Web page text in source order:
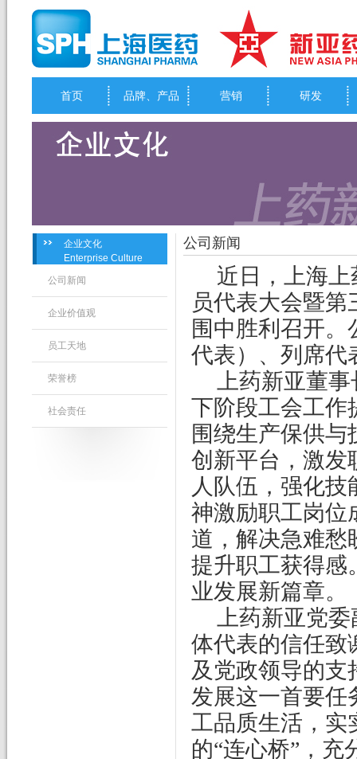
首页 品牌、产品 营销 研发
企业文化
Enterprise Culture
公司新闻
企业价值观
员工天地
荣誉榜
社会责任
公司新闻
近日，上海
员代表大会暨
围中胜利召开
代表）、列席代
上药新亚董
下阶段工会工作
围绕生产保供
创新平台，激发
人队伍，强化
神激励职工岗位
道，解决急难愁
提升职工获得感
业发展新篇章。
上药新亚党
体代表的信任致
及党政领导的支
发展这一首要任
工品质生活，实
的“连心桥”，